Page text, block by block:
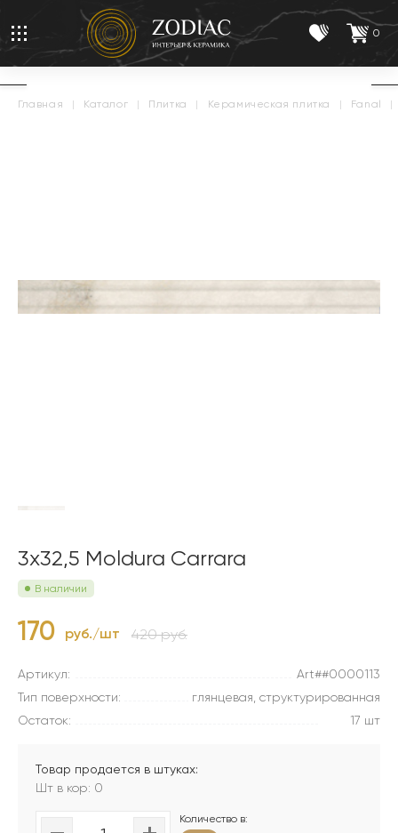
0
главная | каталог | плитка | керамическая плитка | fanal |
3x32,5 Moldura Carrara
В наличии
170 руб./шт 420 руб.
Артикул:
Art##0000113
Тип поверхности:
глянцевая, структурированная
Остаток:
17 шт
Товар продается в штуках:
Шт в кор: 0
Количество в: